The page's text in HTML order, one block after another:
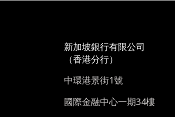
新加坡銀行有限公司
（香港分行）
中環港景街1號
國際金融中心一期34樓